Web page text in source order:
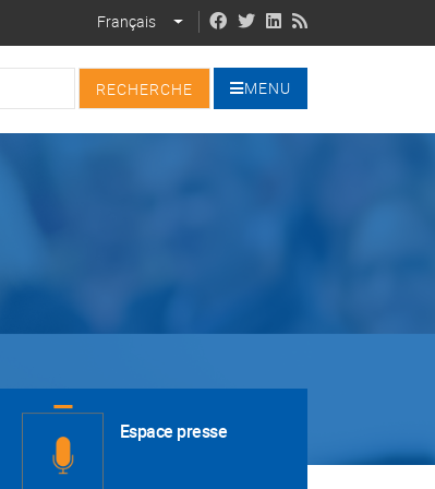
Français LIST ADDITIONAL ACTIONS
MENU
Espace presse